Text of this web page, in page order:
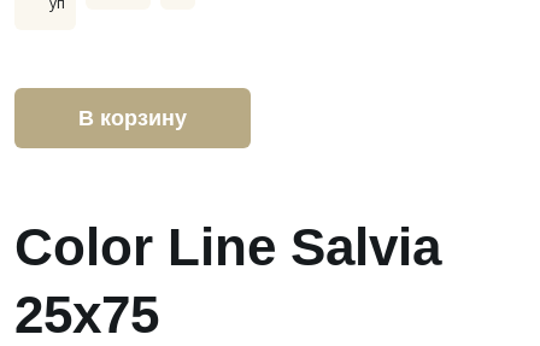
Color Line Salvia
25x75
В корзину